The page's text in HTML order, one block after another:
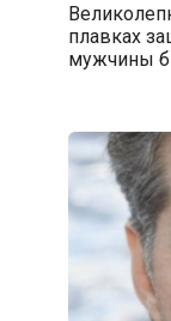
плавках
мужчины